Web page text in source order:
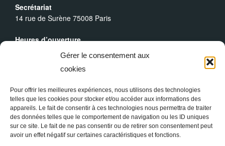
Gérer le consentement aux
cookies
Pour offrir les meilleures expériences, nous utilisons des technologies
telles que les cookies pour stocker et/ou accéder aux informations des
appareils. Le fait de consentir à ces technologies nous permettra de traiter
des données telles que le comportement de navigation ou les ID uniques
sur ce site. Le fait de ne pas consentir ou de retirer son consentement peut
avoir un effet négatif sur certaines caractéristiques et fonctions.
o
è
n
Secrétariat
14 rue de Surène 75008 Paris
Heures d’ouverture
Du lundi au dimanche : 9h30 - 19h00
Messes Dominicales
Dimanche, messe à10h30et18h